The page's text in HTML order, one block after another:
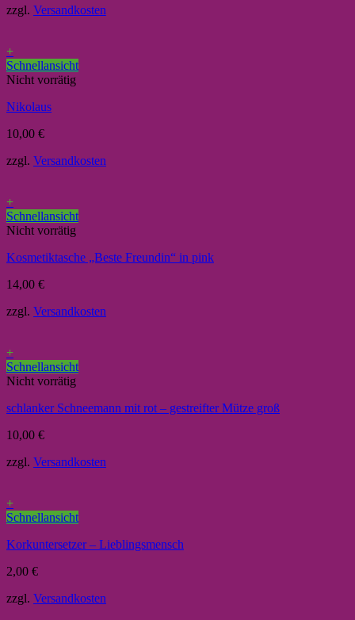
zzgl. Versandkosten
+
Schnellansicht
Nicht vorrätig
Nikolaus
10,00 €
zzgl. Versandkosten
+
Schnellansicht
Nicht vorrätig
Kosmetiktasche „Beste Freundin“ in pink
14,00 €
zzgl. Versandkosten
+
Schnellansicht
Nicht vorrätig
schlanker Schneemann mit rot – gestreifter Mütze groß
10,00 €
zzgl. Versandkosten
+
Schnellansicht
Korkuntersetzer – Lieblingsmensch
2,00 €
zzgl. Versandkosten